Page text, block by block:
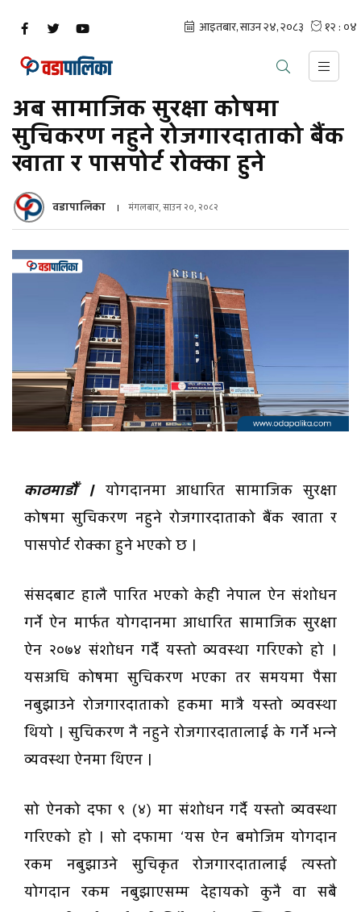
अब सामाजिक सुरक्षा कोषमा
सुचिकरण नहुने रोजगारदाताको बैंक
खाता र पासपोर्ट रोक्का हुने
वडापालिका मंगलबार, साउन २०, २०८२
काठमाडौँ । योगदानमा आधारित सामाजिक सुरक्षा
कोषमा सुचिकरण नहुने रोजगारदाताको बैंक खाता र
पासपोर्ट रोक्का हुने भएको छ ।
संसदबाट हालै पारित भएको केही नेपाल ऐन संशोधन
गर्ने ऐन मार्फत योगदानमा आधारित सामाजिक सुरक्षा
ऐन २०७४ संशोधन गर्दै यस्तो व्यवस्था गरिएको हो ।
यसअघि कोषमा सुचिकरण भएका तर समयमा पैसा
नबुझाउने रोजगारदाताको हकमा मात्रै यस्तो व्यवस्था
थियो । सुचिकरण नै नहुने रोजगारदातालाई के गर्ने भन्ने
व्यवस्था ऐनमा थिएन ।
सो ऐनको दफा ९ (४) मा संशोधन गर्दै यस्तो व्यवस्था
गरिएको हो । सो दफामा ‘यस ऐन बमोजिम योगदान
रकम नबुझाउने सुचिकृत रोजगारदातालाई त्यस्तो
योगदान रकम नबुझाएसम्म देहायको कुनै वा सबै